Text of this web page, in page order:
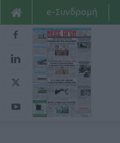
e-Συνδρομή